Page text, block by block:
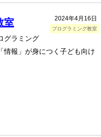
2024年4月16日
プログラミング教室
室
グラミング
情報」が身につく子ども向け